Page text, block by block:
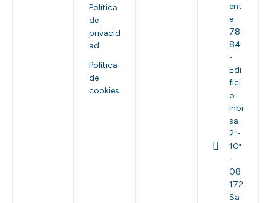
Política
de
privacid
ad
Política
de
cookies
ent
e
78-
84
-
Edi
fici
o
Inbi
sa
2º-
10ª
-
08
172
Sa